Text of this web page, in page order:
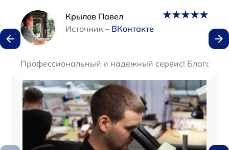
Крылов Павел
Источник – ВКонтакте
Профессиональный и надежный сервис!
Наши мастера